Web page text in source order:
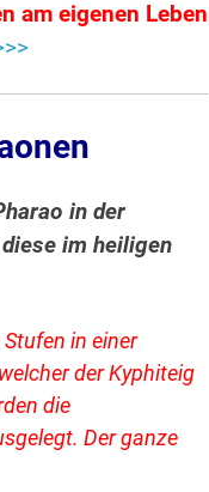
am eigenen Leben
in der
im heiligen
in einer
der Kyphiteig
die
Der ganze